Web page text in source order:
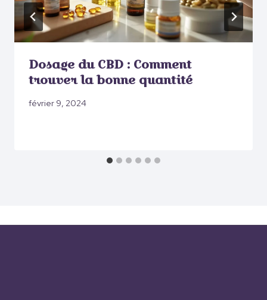
Dosage du CBD : Comment
trouver la bonne quantité
février 9, 2024